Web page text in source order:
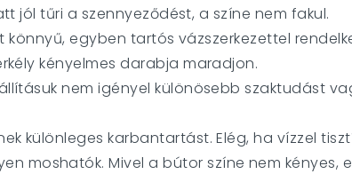
jól tűri a szennyeződést, a színe nem fakul.
egyben tartós vázszerkezettel
kényelmes darabja maradjon.
nem igényel különösebb szaktudást
különleges karbantartást. Elég, ha vízzel
moshatók. Mivel a bútor színe nem kényes,